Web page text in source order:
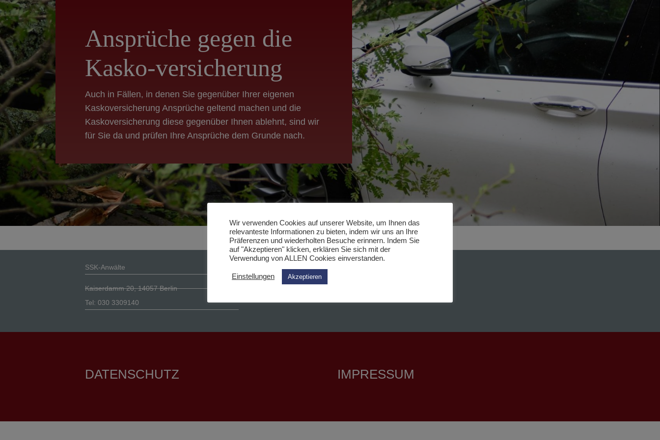
Ansprüche gegen die
Kasko-versicherung
Auch in Fällen, in denen Sie gegenüber Ihrer eigenen
Kaskoversicherung Ansprüche geltend machen und die
Kaskoversicherung diese gegenüber Ihnen ablehnt, sind wir
für Sie da und prüfen Ihre Ansprüche dem Grunde nach.
SSK-Anwälte
Kaiserdamm 20, 14057 Berlin
Tel: 030 3309140
DATENSCHUTZ IMPRESSUM
Wir verwenden Cookies auf unserer Website, um Ihnen das
relevanteste Informationen zu bieten, indem wir uns an Ihre
Präferenzen und wiederholten Besuche erinnern. Indem Sie
auf "Akzeptieren" klicken, erklären Sie sich mit der
Verwendung von ALLEN Cookies einverstanden.
Einstellungen Akzeptieren